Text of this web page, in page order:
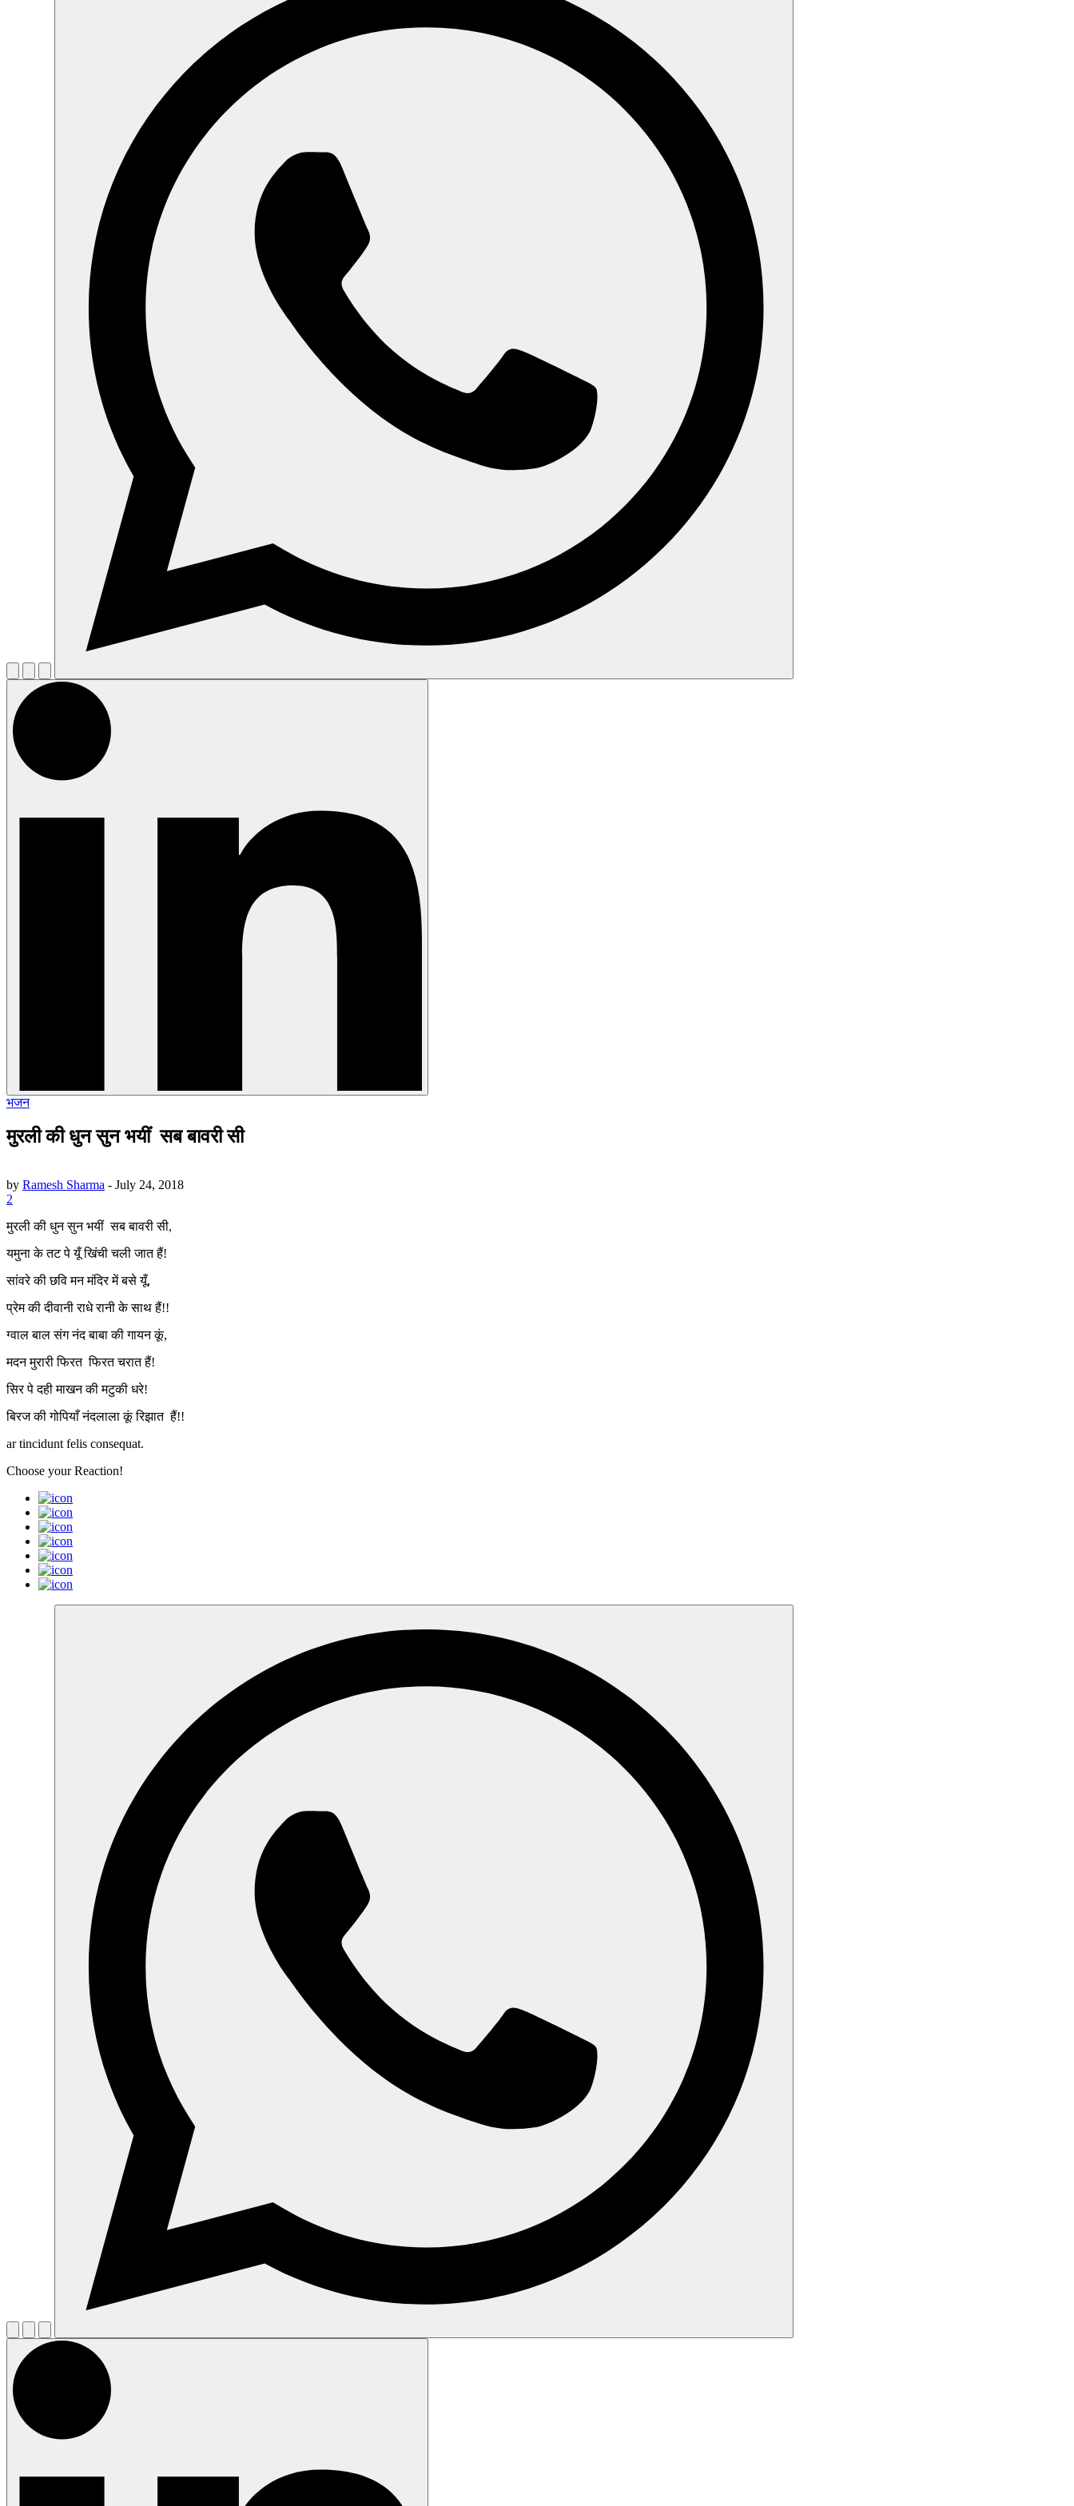
भजन
मुरली की धुन सुन भयीं सब बावरी सी
by Ramesh Sharma - July 24, 2018
2
मुरली की धुन सुन भयीं सब बावरी सी,
यमुना के तट पे यूँ खिंची चली जात हैं!
सांवरे की छवि मन मंदिर में बसे यूँ,
प्रेम की दीवानी राधे रानी के साथ हैं!!
ग्वाल बाल संग नंद बाबा की गायन कूं,
मदन मुरारी फिरत फिरत चरात हैं!
सिर पे दही माखन की मटुकी धरे!
बिरज की गोपियाँ नंदलाला कूं रिझात हैं!!
ar tincidunt felis consequat.
Choose yourReaction!